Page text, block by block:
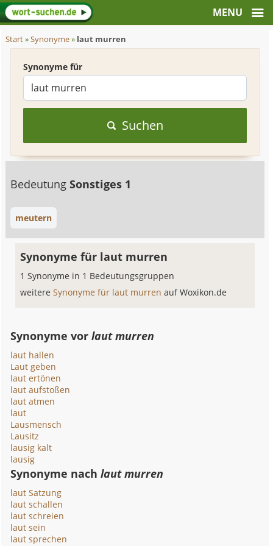
Start»Synonyme» laut murren
Synonyme für
Suchen
BedeutungSonstiges 1
meutern
Synonyme für laut murren
1 Synonyme in 1 Bedeutungsgruppen
weitereSynonyme für laut murrenauf Woxikon.de
Synonyme vorlaut murren
laut hallen
Laut geben
laut ertönen
laut aufstoßen
laut atmen
laut
Lausmensch
Lausitz
lausig kalt
lausig
Synonyme nachlaut murren
laut Satzung
laut schallen
laut schreien
laut sein
laut sprechen